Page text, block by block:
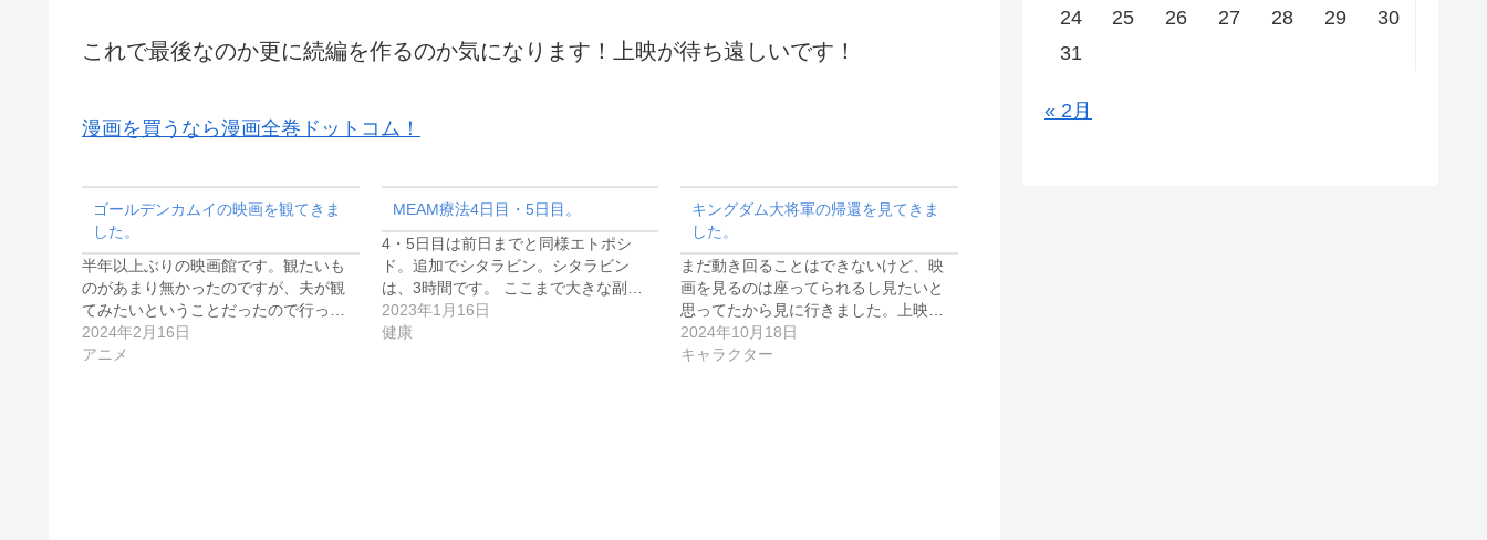
これで最後なのか更に続編を作るのか気になります！上映が待ち遠しいです！
漫画を買うなら漫画全巻ドットコム！
ゴールデンカムイの映画を観てきま
した。
半年以上ぶりの映画館です。観たいも
のがあまり無かったのですが、夫が観
てみたいということだったので行っ…
2024年2月16日
アニメ
MEAM療法4日目・5日目。
4・5日目は前日までと同様エトポシ
ド。追加でシタラビン。シタラビン
は、3時間です。 ここまで大きな副…
2023年1月16日
健康
キングダム大将軍の帰還を見てきま
した。
まだ動き回ることはできないけど、映
画を見るのは座ってられるし見たいと
思ってたから見に行きました。上映…
2024年10月18日
キャラクター
24
25 26 27 28 29
30
31
« 2月